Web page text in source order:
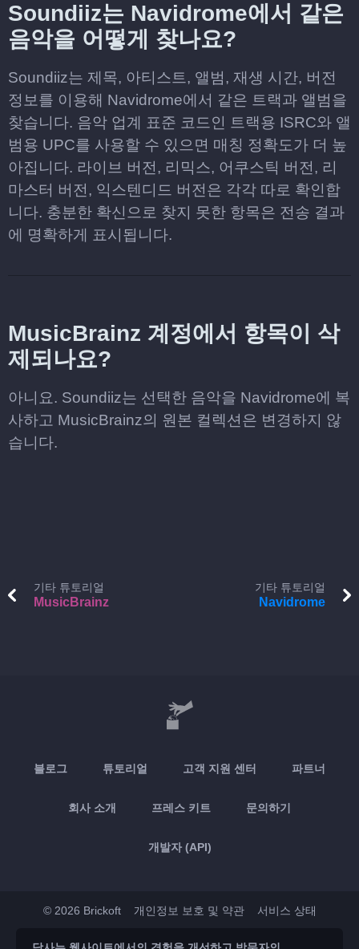
Soundiiz는 Navidrome에서 같은
음악을 어떻게 찾나요?
Soundiiz는 제목, 아티스트, 앨범, 재생 시간, 버전
정보를 이용해 Navidrome에서 같은 트랙과 앨범을
찾습니다. 음악 업계 표준 코드인 트랙용 ISRC와 앨
범용 UPC를 사용할 수 있으면 매칭 정확도가 더 높
아집니다. 라이브 버전, 리믹스, 어쿠스틱 버전, 리
마스터 버전, 익스텐디드 버전은 각각 따로 확인합
니다. 충분한 확신으로 찾지 못한 항목은 전송 결과
에 명확하게 표시됩니다.
MusicBrainz 계정에서 항목이 삭
제되나요?
아니요. Soundiiz는 선택한 음악을 Navidrome에 복
사하고 MusicBrainz의 원본 컬렉션은 변경하지 않
습니다.
기타 튜토리얼
MusicBrainz
기타 튜토리얼
Navidrome
블로그 튜토리얼 고객 지원 센터 파트너
회사 소개 프레스 키트 문의하기
개발자 (API)
© 2026 Brickoft 개인정보 보호 및 약관 서비스 상태